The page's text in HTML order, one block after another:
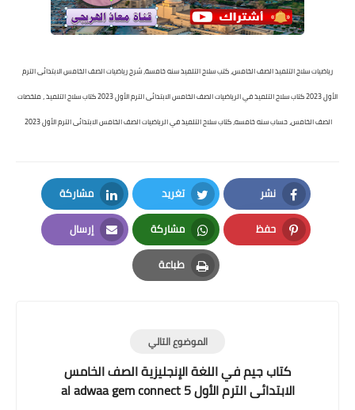
رياضيات سلاح التلميذ الصف الخامس، كتب سلاح التلميذ سنه خامسة، شرح رياضيات الصف الخامس الابتدائى الترم
الأول 2023 كتاب سلاح التلميذ في الرياضيات الصف الخامس الابتدائى الترم الأول 2023 كتاب سلاح التلميذ ، ملخصات
الصف الخامس، حساب سنه خامسه، كتاب سلاح التلميذ في الرياضيات الصف الخامس الابتدائى الترم الأول 2023
نشر
Facebook
تغريد
Twitter
مشاركة
LinkedIn
حفظ
Pinterest
مشاركة
Whatsapp
إرسال
Email
طباعة
Print
الموضوع التالي
كتاب جيم في اللغة الإنجليزية الصف الخامس
الابتدائى الترم الأول al adwaa gem connect 5